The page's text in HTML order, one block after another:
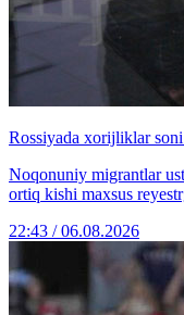
Rossiyada xorijliklar
Noqonuniy migrantlar
ortiq kishi maxsus
22:43 / 06.08.2026